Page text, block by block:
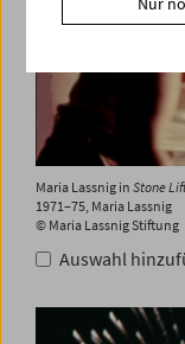
Maria Lassnig in Stone
1971–75, Maria Lassnig
© Maria Lassnig Stiftung
Auswahl